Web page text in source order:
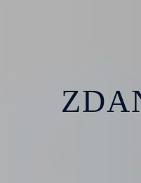
Neurochirurgia